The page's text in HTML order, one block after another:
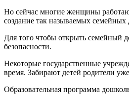
Но сейчас многие женщины работаю
создание так называемых
Для того чтобы открыть семейный
безопасности.
Некоторые государственные
время. Забирают детей родители
Образовательная программа